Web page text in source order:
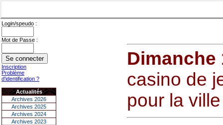
Login/speudo :
Mot de Passe :
Inscription
Problème
d'identification ?
Actualités
Archives 2026
Archives 2025
Archives 2024
Archives 2023
Dimanche
casino de
pour la